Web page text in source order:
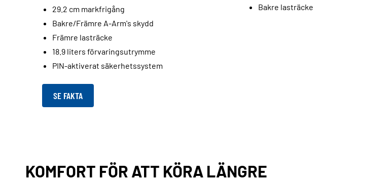
29.2 cm markfrigång
Bakre/Främre A-Arm's skydd
Främre lasträcke
18.9 liters förvaringsutrymme
PIN-aktiverat säkerhetssystem
Bakre lasträcke
SE FAKTA
KOMFORT FÖR ATT KÖRA LÄNGRE